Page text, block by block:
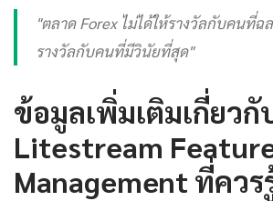
"ตลาด Forex ไม่ได้ให้รางวัลกับคนที่ฉ
รางวัลกับคนที่มีวินัยที่สุด"
ข้อมูลเพิ่มเติมเกี่ยวกั
Litestream
Management ที่ควร